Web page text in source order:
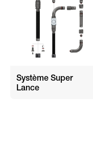
Système Super
Lance